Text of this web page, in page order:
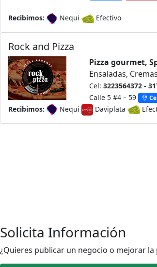
Recibimos:
Nequi Efectivo
Rock and Pizza
Pizza gourmet,
Ensaladas, Cremas
Cel: 3223564372 -
Calle 5 #4 – 59
Recibimos: Nequi Daviplata
Solicita Información
¿Quieres publicar un negocio o mejorar